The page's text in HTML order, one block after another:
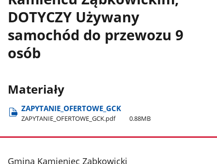
DOTYCZY Używany
samochód do przewozu 9
osób
Materiały
ZAPYTANIE​_OFERTOWE​_GCK
ZAPYTANIE​_OFERTOWE​_GCK.pdf 0.88MB
stopka
Gmina Kamieniec Ząbkowicki